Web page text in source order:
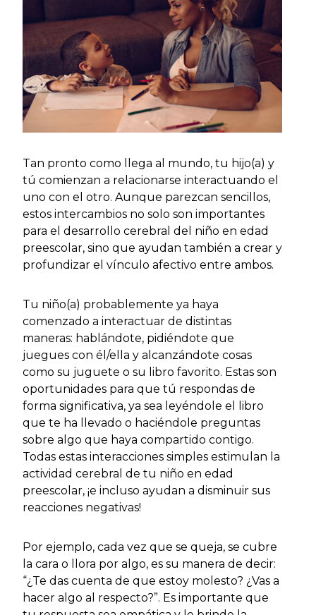
Tan pronto como llega al mundo, tu hijo(a) y
tú comienzan a relacionarse interactuando el
uno con el otro. Aunque parezcan sencillos,
estos intercambios no solo son importantes
para el desarrollo cerebral del niño en edad
preescolar, sino que ayudan también a crear y
profundizar el vínculo afectivo entre ambos.
Tu niño(a) probablemente ya haya
comenzado a interactuar de distintas
maneras: hablándote, pidiéndote que
juegues con él/ella y alcanzándote cosas
como su juguete o su libro favorito. Estas son
oportunidades para que tú respondas de
forma significativa, ya sea leyéndole el libro
que te ha llevado o haciéndole preguntas
sobre algo que haya compartido contigo.
Todas estas interacciones simples estimulan la
actividad cerebral de tu niño en edad
preescolar, ¡e incluso ayudan a disminuir sus
reacciones negativas!
Por ejemplo, cada vez que se queja, se cubre
la cara o llora por algo, es su manera de decir:
“¿Te das cuenta de que estoy molesto? ¿Vas a
hacer algo al respecto?”. Es importante que